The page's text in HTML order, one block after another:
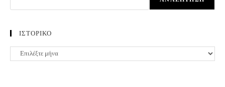
ΙΣΤΟΡΙΚΟ
ΙΣΤΟΡΙΚΟ